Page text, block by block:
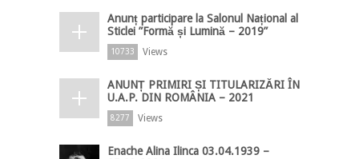
Anunț participare la Salonul Național al
Sticlei ”Formă și Lumină – 2019”
10733 Views
ANUNȚ PRIMIRI ȘI TITULARIZĂRI ÎN
U.A.P. DIN ROMÂNIA – 2021
8277 Views
Enache Alina Ilinca 03.04.1939 –